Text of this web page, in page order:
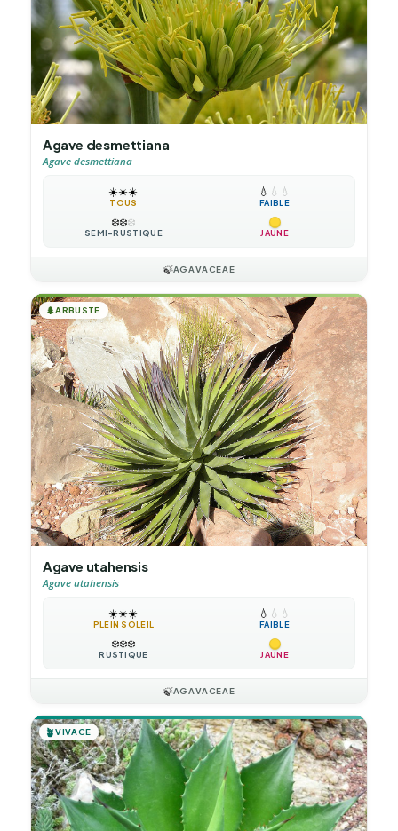
Agave desmettiana
Agave desmettiana
☀️☀️☀️
TOUS
💧 💧 💧
FAIBLE
❄️❄️❄️
SEMI-RUSTIQUE JAUNE
🍃AGAVACEAE
🌲ARBUSTE
Agave utahensis
Agave utahensis
☀️☀️☀️
PLEIN SOLEIL
💧 💧 💧
FAIBLE
❄️❄️❄️
RUSTIQUE JAUNE
🍃AGAVACEAE
🪴VIVACE